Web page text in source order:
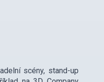
scény, stand-up